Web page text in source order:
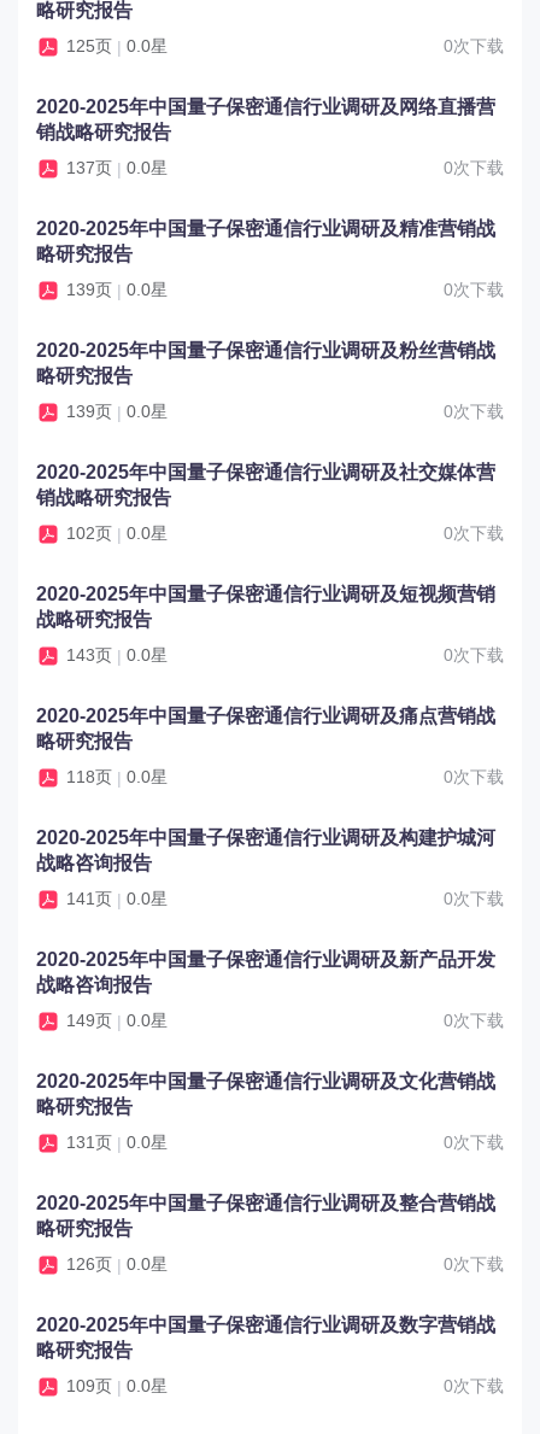
略研究报告
125页 | 0.0星 0次下载
2020-2025年中国量子保密通信行业调研及网络直播营
销战略研究报告
137页 | 0.0星 0次下载
2020-2025年中国量子保密通信行业调研及精准营销战
略研究报告
139页 | 0.0星 0次下载
2020-2025年中国量子保密通信行业调研及粉丝营销战
略研究报告
139页 | 0.0星 0次下载
2020-2025年中国量子保密通信行业调研及社交媒体营
销战略研究报告
102页 | 0.0星 0次下载
2020-2025年中国量子保密通信行业调研及短视频营销
战略研究报告
143页 | 0.0星 0次下载
2020-2025年中国量子保密通信行业调研及痛点营销战
略研究报告
118页 | 0.0星 0次下载
2020-2025年中国量子保密通信行业调研及构建护城河
战略咨询报告
141页 | 0.0星 0次下载
2020-2025年中国量子保密通信行业调研及新产品开发
战略咨询报告
149页 | 0.0星 0次下载
2020-2025年中国量子保密通信行业调研及文化营销战
略研究报告
131页 | 0.0星 0次下载
2020-2025年中国量子保密通信行业调研及整合营销战
略研究报告
126页 | 0.0星 0次下载
2020-2025年中国量子保密通信行业调研及数字营销战
略研究报告
109页 | 0.0星 0次下载